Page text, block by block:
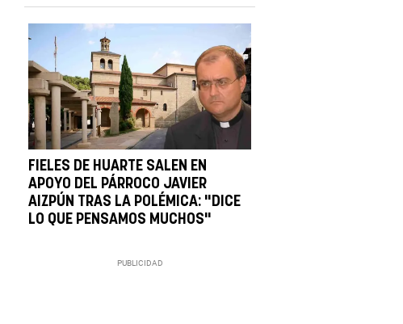
FIELES DE HUARTE SALEN EN
APOYO DEL PÁRROCO JAVIER
AIZPÚN TRAS LA POLÉMICA: "DICE
LO QUE PENSAMOS MUCHOS"